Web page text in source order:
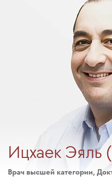
Ицхаек Эяль
Врач высшей категории,